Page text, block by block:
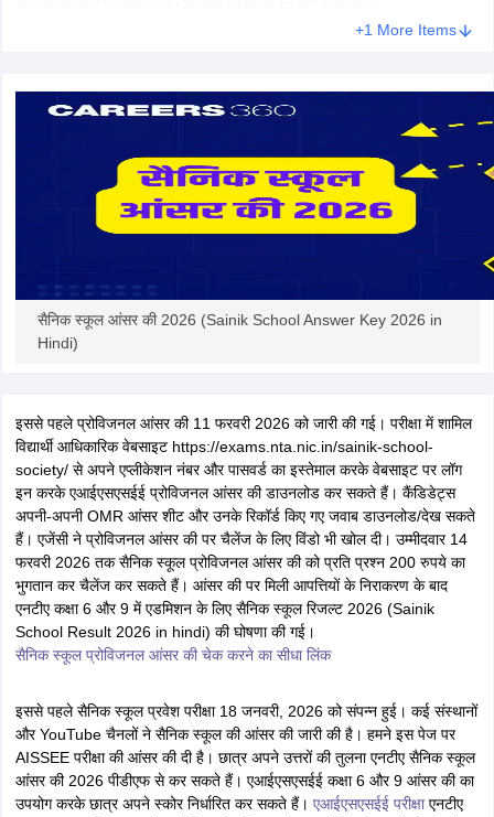
+1 More Items
सैनिक स्कूल आंसर की 2026 (Sainik School Answer Key 2026 in
Hindi)
इससे पहले प्रोविजनल आंसर की 11 फरवरी 2026 को जारी की गई। परीक्षा में शामिल
विद्यार्थी आधिकारिक वेबसाइट https://exams.nta.nic.in/sainik-school-
society/ से अपने एप्लीकेशन नंबर और पासवर्ड का इस्तेमाल करके वेबसाइट पर लॉग
इन करके एआईएसएसईई प्रोविजनल आंसर की डाउनलोड कर सकते हैं। कैंडिडेट्स
अपनी-अपनी OMR आंसर शीट और उनके रिकॉर्ड किए गए जवाब डाउनलोड/देख सकते
हैं। एजेंसी ने प्रोविजनल आंसर की पर चैलेंज के लिए विंडो भी खोल दी। उम्मीदवार 14
फरवरी 2026 तक सैनिक स्कूल प्रोविजनल आंसर की को प्रति प्रश्न 200 रुपये का
भुगतान कर चैलेंज कर सकते हैं। आंसर की पर मिली आपत्तियों के निराकरण के बाद
एनटीए कक्षा 6 और 9 में एडमिशन के लिए सैनिक स्कूल रिजल्ट 2026 (Sainik
School Result 2026 in hindi) की घोषणा की गई।
सैनिक स्कूल प्रोविजनल आंसर की चेक करने का सीधा लिंक
इससे पहले सैनिक स्कूल प्रवेश परीक्षा 18 जनवरी, 2026 को संपन्न हुई। कई संस्थानों
और YouTube चैनलों ने सैनिक स्कूल की आंसर की जारी की है। हमने इस पेज पर
AISSEE परीक्षा की आंसर की दी है। छात्र अपने उत्तरों की तुलना एनटीए सैनिक स्कूल
आंसर की 2026 पीडीएफ से कर सकते हैं। एआईएसएसईई कक्षा 6 और 9 आंसर की का
उपयोग करके छात्र अपने स्कोर निर्धारित कर सकते हैं। एआईएसएसईई परीक्षाएनटीए